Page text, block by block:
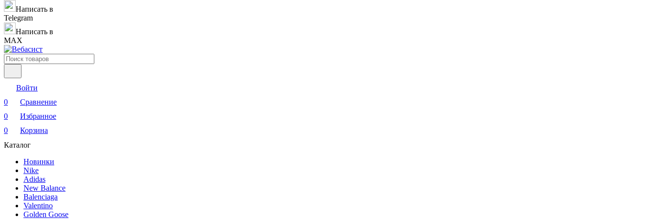
Написать в
Telegram
Написать в
MAX
Войти
0
Сравнение
0
Избранное
0
Корзина
Каталог
Новинки
Nike
Adidas
New Balance
Balenciaga
Valentino
Golden Goose